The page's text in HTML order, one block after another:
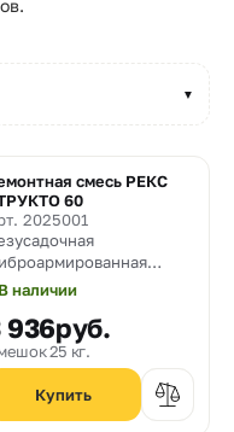
▼
смесь РЕКС
60
2025001
ремонтная
с толщиной
слоями 5-50
В наличии
936руб.
25 кг.